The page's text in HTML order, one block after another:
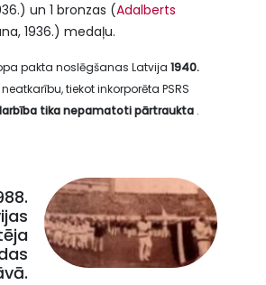
un 1 bronzas (Adalberts
1936.) medaļu.
pakta noslēgšanas Latvija 1940.
tiekot inkorporēta PSRS
tika nepamatoti pārtraukta .